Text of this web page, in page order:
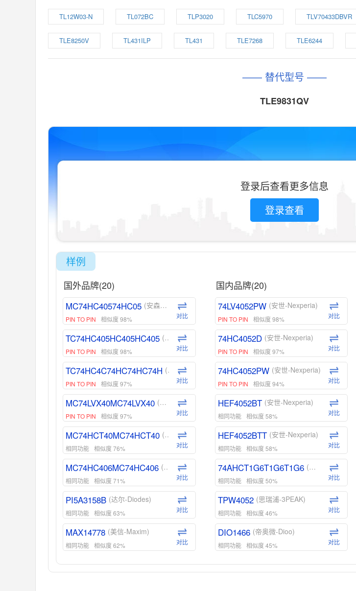
TL12W03-N TL072BC TLP3020 TLC5970 TLV70433DBVR
TLE8250V TL431ILP TL431 TLE7268 TLE6244
—— 替代型号 ——
TLE9831QV
登录后查看更多信息
登录查看
样例
国外品牌(20)
MC74HC40574HC05 (安森美-ON)
PIN TO PIN 相似度 98% 对比
TC74HC405HC405HC405 (东芝-Toshiba)
PIN TO PIN 相似度 98% 对比
TC74HC4C74HC74HC74H (东芝-Toshiba)
PIN TO PIN 相似度 97% 对比
MC74LVX40MC74LVX40 (安森美-ON)
PIN TO PIN 相似度 97% 对比
MC74HCT40MC74HCT40 (安森美-ON)
相同功能 相似度 76% 对比
MC74HC406MC74HC406 (安森美-ON)
相同功能 相似度 71% 对比
PI5A3158B (达尔-Diodes)
相同功能 相似度 63% 对比
MAX14778 (美信-Maxim)
相同功能 相似度 62% 对比
ADG1439 (亚德诺-ADI)
对比
国内品牌(20)
74LV4052PW (安世-Nexperia)
PIN TO PIN 相似度 98% 对比
74HC4052D (安世-Nexperia)
PIN TO PIN 相似度 97% 对比
74HC4052PW (安世-Nexperia)
PIN TO PIN 相似度 94% 对比
HEF4052BT (安世-Nexperia)
相同功能 相似度 58% 对比
HEF4052BTT (安世-Nexperia)
相同功能 相似度 58% 对比
74AHCT1G6T1G6T1G6 (安世-Nexperia)
相同功能 相似度 50% 对比
TPW4052 (思瑞浦-3PEAK)
相同功能 相似度 46% 对比
DIO1466 (帝奥微-Dioo)
相同功能 相似度 45% 对比
DIO1159 (帝奥微-Dioo)
对比